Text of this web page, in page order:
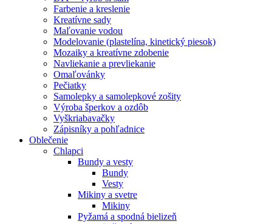
Farbenie a kreslenie
Kreatívne sady
Maľovanie vodou
Modelovanie (plastelína, kinetický piesok)
Mozaiky a kreatívne zdobenie
Navliekanie a prevliekanie
Omaľovánky
Pečiatky
Samolepky a samolepkové zošity
Výroba šperkov a ozdôb
Vyškriabavačky
Zápisníky a pohľadnice
Oblečenie
Chlapci
Bundy a vesty
Bundy
Vesty
Mikiny a svetre
Mikiny
Pyžamá a spodná bielizeň